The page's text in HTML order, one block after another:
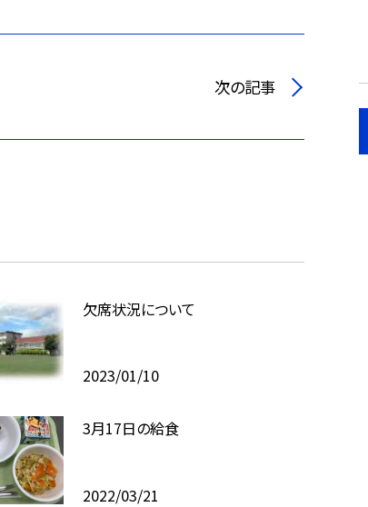
次の記事
欠席状況について
2023/01/10
3月17日の給食
2022/03/21